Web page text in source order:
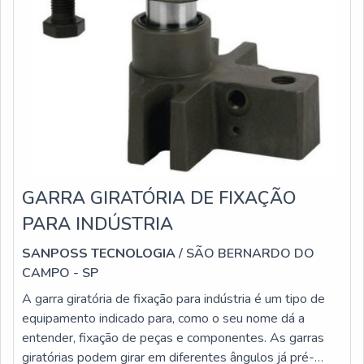
GARRA GIRATÓRIA DE FIXAÇÃO
PARA INDÚSTRIA
SANPOSS TECNOLOGIA/ SÃO BERNARDO DO
CAMPO - SP
A garra giratória de fixação para indústria é um tipo de
equipamento indicado para, como o seu nome dá a
entender, fixação de peças e componentes. As garras
giratórias podem girar em diferentes ângulos já pré-